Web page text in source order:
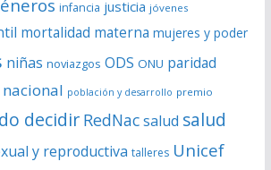
infancia justicia jóvenes
mortalidad materna mujeres y poder
niñas noviazgos ODS ONU paridad
nacional población y desarrollo premio
decidir RedNacsalud salud
y reproductiva talleres Unicef